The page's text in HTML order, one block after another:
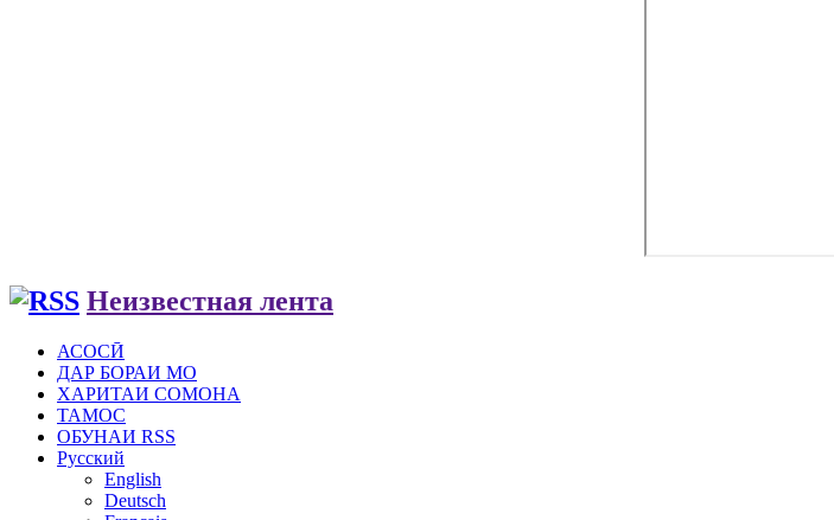
Неизвестная лента
АСОСӢ
ДАР БОРАИ МО
ХАРИТАИ СОМОНА
ТАМОС
ОБУНАИ RSS
Русский
English
Deutsch